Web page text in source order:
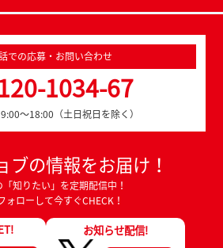
での応募・お問い合わせ
1034-67
～18:00（土日祝日を除く）
ブの情報をお届け！
知りたい」を定期配信中！
ォローして今すぐCHECK！
お知らせ配信!